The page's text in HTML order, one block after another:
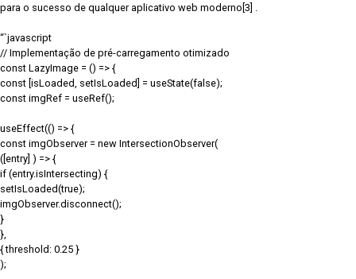
para o sucesso de qualquer aplicativo web moderno[3] .
“`javascript
// Implementação de pré-carregamento otimizado
const LazyImage = () => {
const [isLoaded, setIsLoaded] = useState(false);
const imgRef = useRef();
useEffect(() => {
const imgObserver = new IntersectionObserver(
([entry] ) => {
if (entry.isIntersecting) {
setIsLoaded(true);
imgObserver.disconnect();
}
},
{ threshold: 0.25 }
);